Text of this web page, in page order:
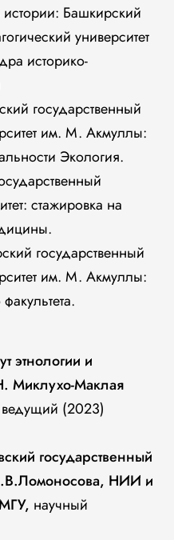
истории: Башкирский
университет
историко-
государственный
им. М. Акмуллы:
Экология.
стажировка на
государственный
им. М. Акмуллы:
этнологии и
Миклухо-Маклая
(2023)
государственный
НИИ и
научный